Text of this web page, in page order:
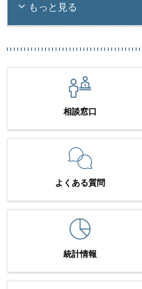
もっと見る
相談窓口
よくある質問
統計情報